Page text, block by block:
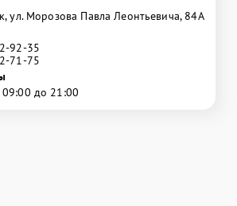
ул. Морозова Павла Леонтьевича, 84А
92-35
71-75
09:00 до 21:00